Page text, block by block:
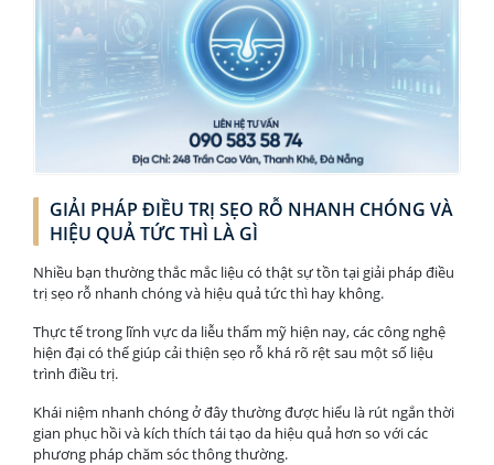
GIẢI PHÁP ĐIỀU TRỊ SẸO RỖ NHANH CHÓNG VÀ
HIỆU QUẢ TỨC THÌ LÀ GÌ
Nhiều bạn thường thắc mắc liệu có thật sự tồn tại giải pháp điều
trị sẹo rỗ nhanh chóng và hiệu quả tức thì hay không.
Thực tế trong lĩnh vực da liễu thẩm mỹ hiện nay, các công nghệ
hiện đại có thể giúp cải thiện sẹo rỗ khá rõ rệt sau một số liệu
trình điều trị.
Khái niệm nhanh chóng ở đây thường được hiểu là rút ngắn thời
gian phục hồi và kích thích tái tạo da hiệu quả hơn so với các
phương pháp chăm sóc thông thường.